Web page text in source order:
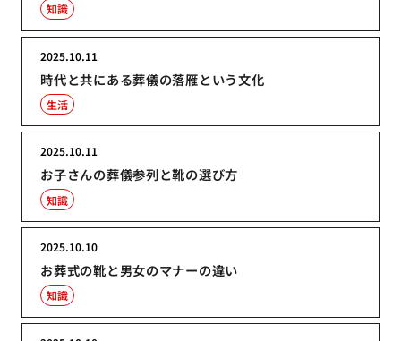
知識
時代と共にある葬儀の落雁という文化
2025.10.11
生活
お子さんの葬儀参列と靴の選び方
2025.10.11
知識
お葬式の靴と男女のマナーの違い
2025.10.10
知識